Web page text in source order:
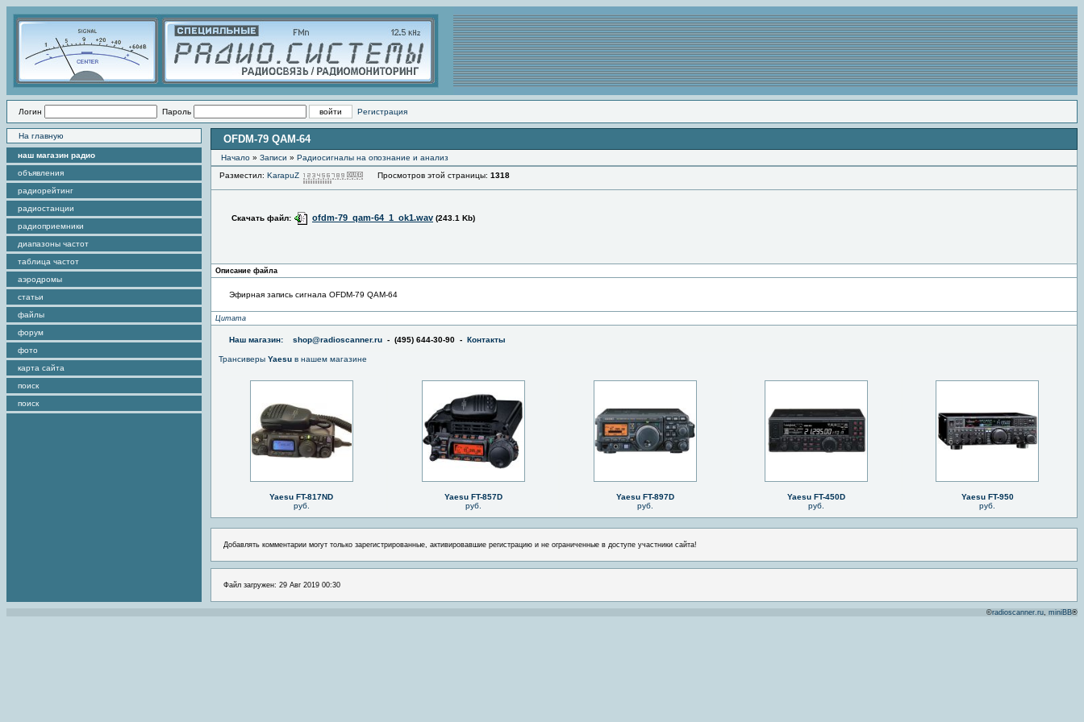
Логин Пароль Регистрация
На главную
наш магазин радио
объявления
радиорейтинг
радиостанции
радиоприемники
диапазоны частот
таблица частот
аэродромы
статьи
файлы
форум
фото
карта сайта
поиск
поиск
OFDM-79 QAM-64
Начало » Записи » Радиоcигналы на опознание и анализ
Разместил: KarapuZ Просмотров этой страницы: 1318
Скачать файл: ofdm-79_qam-64_1_ok1.wav (243.1 Kb)
Описание файла
Эфирная запись сигнала OFDM-79 QAM-64
Цитата
Наш магазин: shop@radioscanner.ru - (495) 644-30-90 - Контакты
Трансиверы Yaesu в нашем магазине
Yaesu FT-817ND
руб.
Yaesu FT-857D
руб.
Yaesu FT-897D
руб.
Yaesu FT-450D
руб.
Yaesu FT-950
руб.
Добавлять комментарии могут только зарегистрированные, активировавшие регистрацию и не ограниченные в доступе участники сайта!
Файл загружен: 29 Авг 2019 00:30
©radioscanner.ru, miniBB®